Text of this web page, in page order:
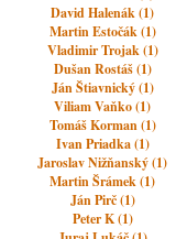
David Halenák (1)
Martin Estočák (1)
Vladimir Trojak (1)
Dušan Rostáš (1)
Ján Štiavnický (1)
Viliam Vaňko (1)
Tomáš Korman (1)
Ivan Priadka (1)
Jaroslav Nižňanský (1)
Martin Šrámek (1)
Ján Pirč (1)
Peter K (1)